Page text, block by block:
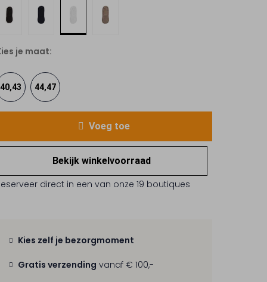
je maat:
40,43 44,47
Voeg toe
Bekijk winkelvoorraad
direct in een van onze 19 boutiques
Kies zelf je bezorgmoment
Gratis verzending vanaf € 100,-